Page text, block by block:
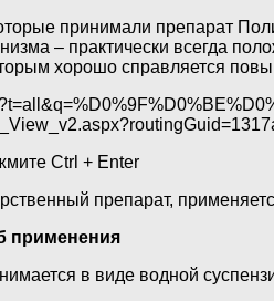
принимали препарат
– практически всегда
хорошо справляется
Ctrl + Enter
препарат,
применения
в виде водной